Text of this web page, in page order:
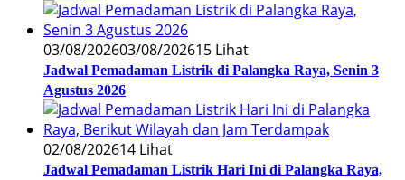
03/08/202603/08/202615 Lihat
Jadwal Pemadaman Listrik di Palangka Raya, Senin 3
Agustus 2026
02/08/202614 Lihat
Jadwal Pemadaman Listrik Hari Ini di Palangka Raya,